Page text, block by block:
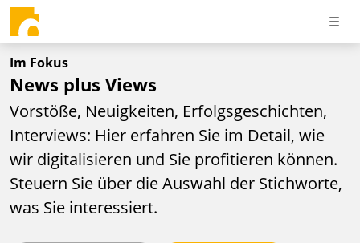
Im Fokus
News plus Views
Vorstöße, Neuigkeiten, Erfolgsgeschichten,
Interviews: Hier erfahren Sie im Detail, wie
wir digitalisieren und Sie profitieren können.
Steuern Sie über die Auswahl der Stichworte,
was Sie interessiert.